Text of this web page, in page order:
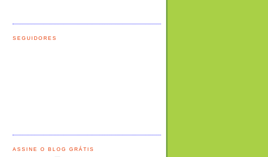
SEGUIDORES
ASSINE O BLOG GRÁTIS